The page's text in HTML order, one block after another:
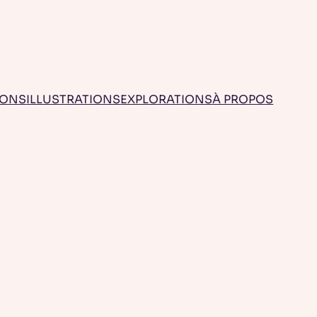
ILLUSTRATIONSEXPLORATIONSÀ PROPOS